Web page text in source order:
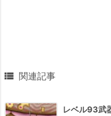
 関連記事
レベル93武